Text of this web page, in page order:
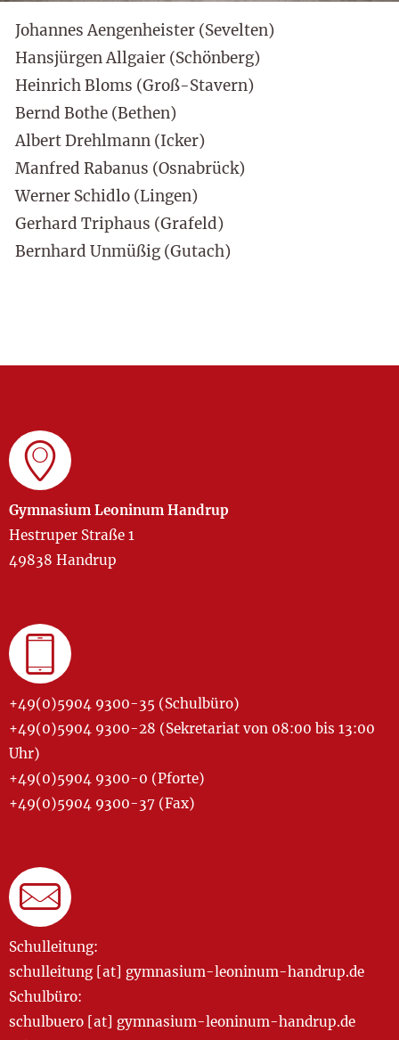
Johannes Aengenheister (Sevelten)
Hansjürgen Allgaier (Schönberg)
Heinrich Bloms (Groß-Stavern)
Bernd Bothe (Bethen)
Albert Drehlmann (Icker)
Manfred Rabanus (Osnabrück)
Werner Schidlo (Lingen)
Gerhard Triphaus (Grafeld)
Bernhard Unmüßig (Gutach)
Gymnasium Leoninum Handrup
Hestruper Straße 1
49838 Handrup
+49(0)5904 9300-35 (Schulbüro)
+49(0)5904 9300-28 (Sekretariat von 08:00 bis 13:00
Uhr)
+49(0)5904 9300-0 (Pforte)
+49(0)5904 9300-37 (Fax)
Schulleitung:
schulleitung [at] gymnasium-leoninum-handrup.de
Schulbüro:
schulbuero [at] gymnasium-leoninum-handrup.de